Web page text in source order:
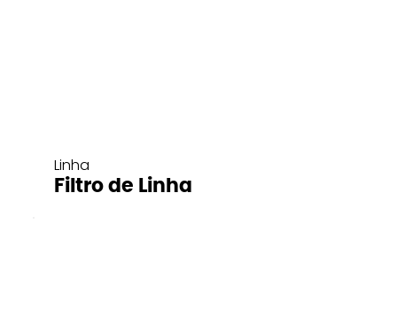
Linha
Filtro de Linha